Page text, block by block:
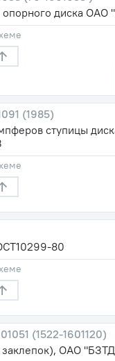
опорного диска ОАО
(1985)
ступицы
80
(1522-1601120)
ОАО